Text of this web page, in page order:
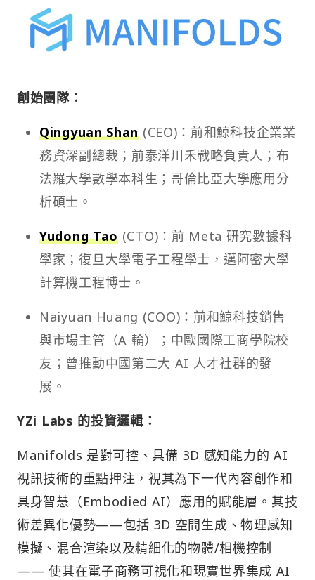
創始團隊：
Qingyuan Shan (CEO)：前和鯨科技企業業
務資深副總裁；前泰洋川禾戰略負責人；布
法羅大學數學本科生；哥倫比亞大學應用分
析碩士。
Yudong Tao (CTO)：前 Meta 研究數據科
學家；復旦大學電子工程學士，邁阿密大學
計算機工程博士。
Naiyuan Huang (COO)：前和鯨科技銷售
與市場主管（A 輪）；中歐國際工商學院校
友；曾推動中國第二大 AI 人才社群的發
展。
YZi Labs 的投資邏輯：
Manifolds 是對可控、具備 3D 感知能力的 AI
視訊技術的重點押注，視其為下一代內容創作和
具身智慧（Embodied AI）應用的賦能層。其技
術差異化優勢——包括 3D 空間生成、物理感知
模擬、混合渲染以及精細化的物體/相機控制
—— 使其在電子商務可視化和現實世界集成 AI